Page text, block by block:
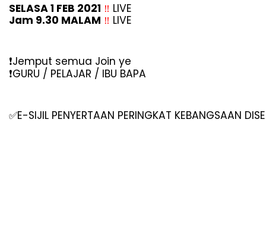
SELASA 1 FEB 2021 ‼️ LIVE
Jam 9.30 MALAM ‼️ LIVE
❗️Jemput semua Join ye
❗️GURU / PELAJAR / IBU BAPA
✅E-SIJIL PENYERTAAN PERINGKAT KEBANGSAAN